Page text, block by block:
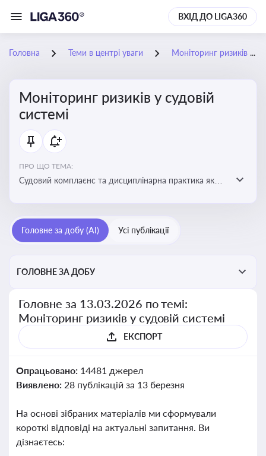
ВХІД ДО LIGA360
Головна Теми в центрі уваги Моніторинг ризиків у судовій системі
Моніторинг ризиків у судовій
системі
ПРО ЩО ТЕМА:
Судовий комплаєнс та дисциплінарна практика як
обґрунтовані рішення під час судових спорів та
комплаєнс-перевірок
Головне за добу (AI) Усі публікації
ГОЛОВНЕ ЗА ДОБУ
Головне за 13.03.2026 по темі:
Моніторинг ризиків у судовій системі
ЕКСПОРТ
Опрацьовано: 14481 джерел
Виявлено: 28 публікацій за 13 березня
На основі зібраних матеріалів ми сформували
короткі відповіді на актуальні запитання. Ви
дізнаєтесь: